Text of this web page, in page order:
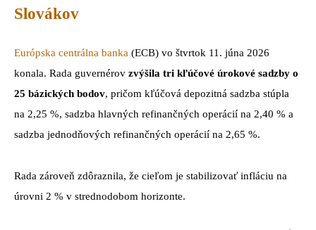
Slovákov
Európska centrálna banka (ECB) vo štvrtok 11. júna 2026
konala. Rada guvernérov zvýšila tri kľúčové úrokové sadzby o
25 bázických bodov, pričom kľúčová depozitná sadzba stúpla
na 2,25 %, sadzba hlavných refinančných operácií na 2,40 % a
sadzba jednodňových refinančných operácií na 2,65 %.
Rada zároveň zdôraznila, že cieľom je stabilizovať infláciu na
úrovni 2 % v strednodobom horizonte.